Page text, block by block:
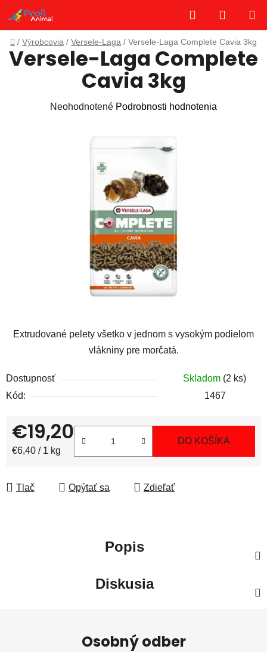
obsah
Hľadať
KOŠÍK
Domov
/ Výrobcovia / Versele-Laga / Versele-Laga Complete Cavia 3kg
Extrudované pelety všetko v jednom s vysokým podielom
vlákniny pre morčatá.
Dostupnosť Skladom (2 ks)
Kód:
1467
€19,20
Jednotková cena:
€6,40 / 1 kg
DO KOŠÍKA
Tlač Opýtať sa Zdieľať
Versele-Laga Complete
Cavia 3kg
Priemerné
hviezdičiek.
Neohodnotené Podrobnosti hodnotenia
Popis
Diskusia
Osobný odber